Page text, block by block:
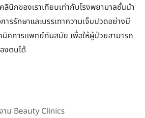
นิกของเราเทียบเท่ากับโรงพยาบาลชั้นนำ
รรักษาและบรรเทาความเจ็บปวดอย่างมี
นิคการแพทย์ทันสมัย เพื่อให้ผู้ป่วยสามารถ
ตนได้
าม Beauty Clinics